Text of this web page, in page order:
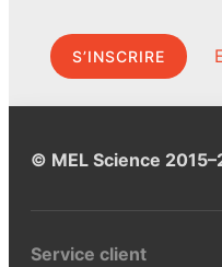
S’INSCRIRE
© MEL Science
Service client